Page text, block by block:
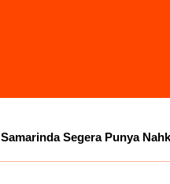
Segera Punya